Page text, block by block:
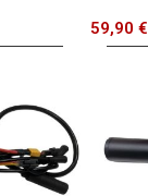
59,90 €